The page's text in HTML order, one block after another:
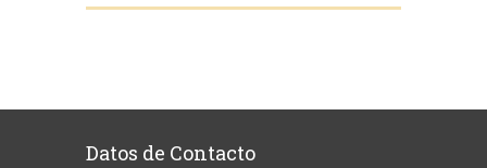
Datos de Contacto